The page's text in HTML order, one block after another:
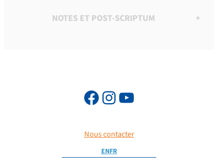
NOTES ET POST-SCRIPTUM +
Nous contacter
ENFR